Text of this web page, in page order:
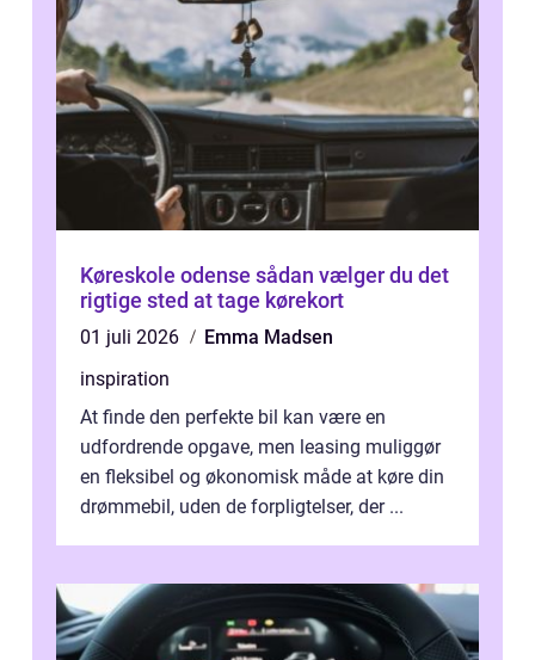
Køreskole odense sådan vælger du det
rigtige sted at tage kørekort
01 juli 2026
Emma Madsen
inspiration
At finde den perfekte bil kan være en
udfordrende opgave, men leasing muliggør
en fleksibel og økonomisk måde at køre din
drømmebil, uden de forpligtelser, der ...